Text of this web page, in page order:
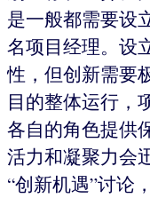
是一般都需要设
名项目经理。设
性，但创新需要
目的整体运行，
各自的角色提供
活力和凝聚力会
“创新机遇”讨论